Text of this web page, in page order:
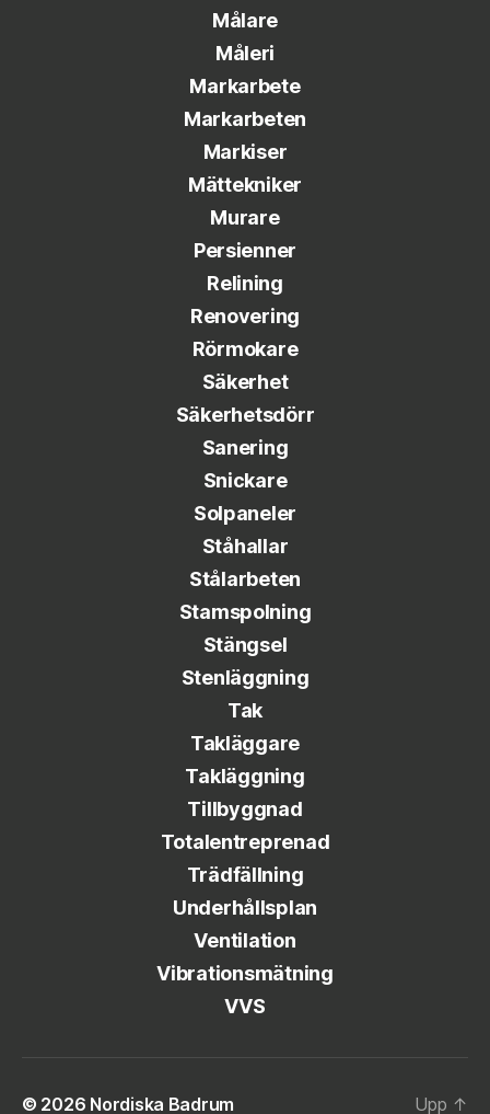
Målare
Måleri
Markarbete
Markarbeten
Markiser
Mättekniker
Murare
Persienner
Relining
Renovering
Rörmokare
Säkerhet
Säkerhetsdörr
Sanering
Snickare
Solpaneler
Ståhallar
Stålarbeten
Stamspolning
Stängsel
Stenläggning
Tak
Takläggare
Takläggning
Tillbyggnad
Totalentreprenad
Trädfällning
Underhållsplan
Ventilation
Vibrationsmätning
VVS
© 2026 Nordiska Badrum Upp ↑